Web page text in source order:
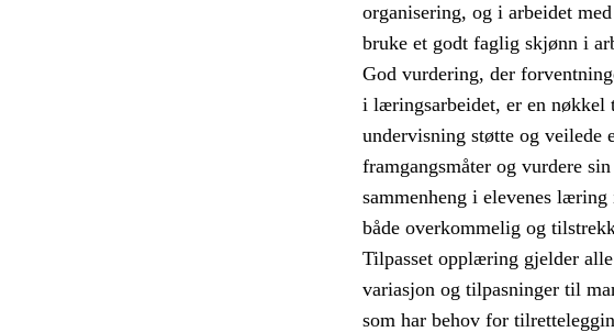
organisering, og i arbeidet
bruke et godt faglig skjønn i
God vurdering, der
i læringsarbeidet, er en nøkkel
undervisning støtte og veilede
framgangsmåter og vurdere
sammenheng i elevenes
både overkommelig og
Tilpasset opplæring gjelder
variasjon og tilpasninger til
som har behov for